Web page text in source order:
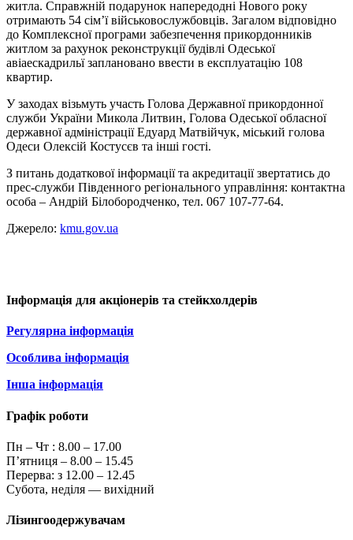
житла. Справжній подарунок напередодні Нового року
отримають 54 сім’ї військовослужбовців. Загалом відповідно
до Комплексної програми забезпечення прикордонників
житлом за рахунок реконструкції будівлі Одеської
авіаескадрильї заплановано ввести в експлуатацію 108
квартир.
У заходах візьмуть участь Голова Державної прикордонної
служби України Микола Литвин, Голова Одеської обласної
державної адміністрації Едуард Матвійчук, міський голова
Одеси Олексій Костусєв та інші гості.
З питань додаткової інформації та акредитації звертатись до
прес-служби Південного регіонального управління: контактна
особа – Андрій Білобородченко, тел. 067 107-77-64.
Джерело: kmu.gov.ua
Інформація для акціонерів та стейкхолдерів
Регулярна інформація
Особлива інформація
Інша інформація
Графік роботи
Пн – Чт : 8.00 – 17.00
П’ятниця – 8.00 – 15.45
Перерва: з 12.00 – 12.45
Субота, неділя — вихідний
Лізингоодержувачам